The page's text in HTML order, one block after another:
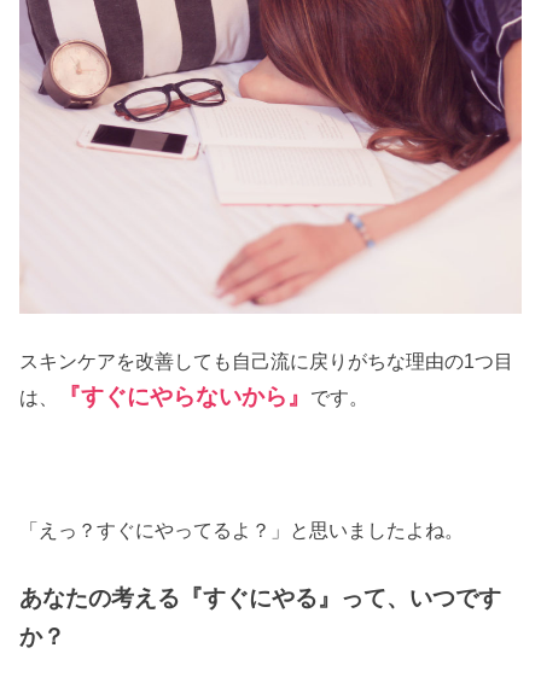
スキンケアを改善しても自己流に戻りがちな理由の1つ目
は、
『すぐにやらないから』 です。
「えっ？すぐにやってるよ？」と思いましたよね。
あなたの考える『すぐにやる』って、いつです
か？